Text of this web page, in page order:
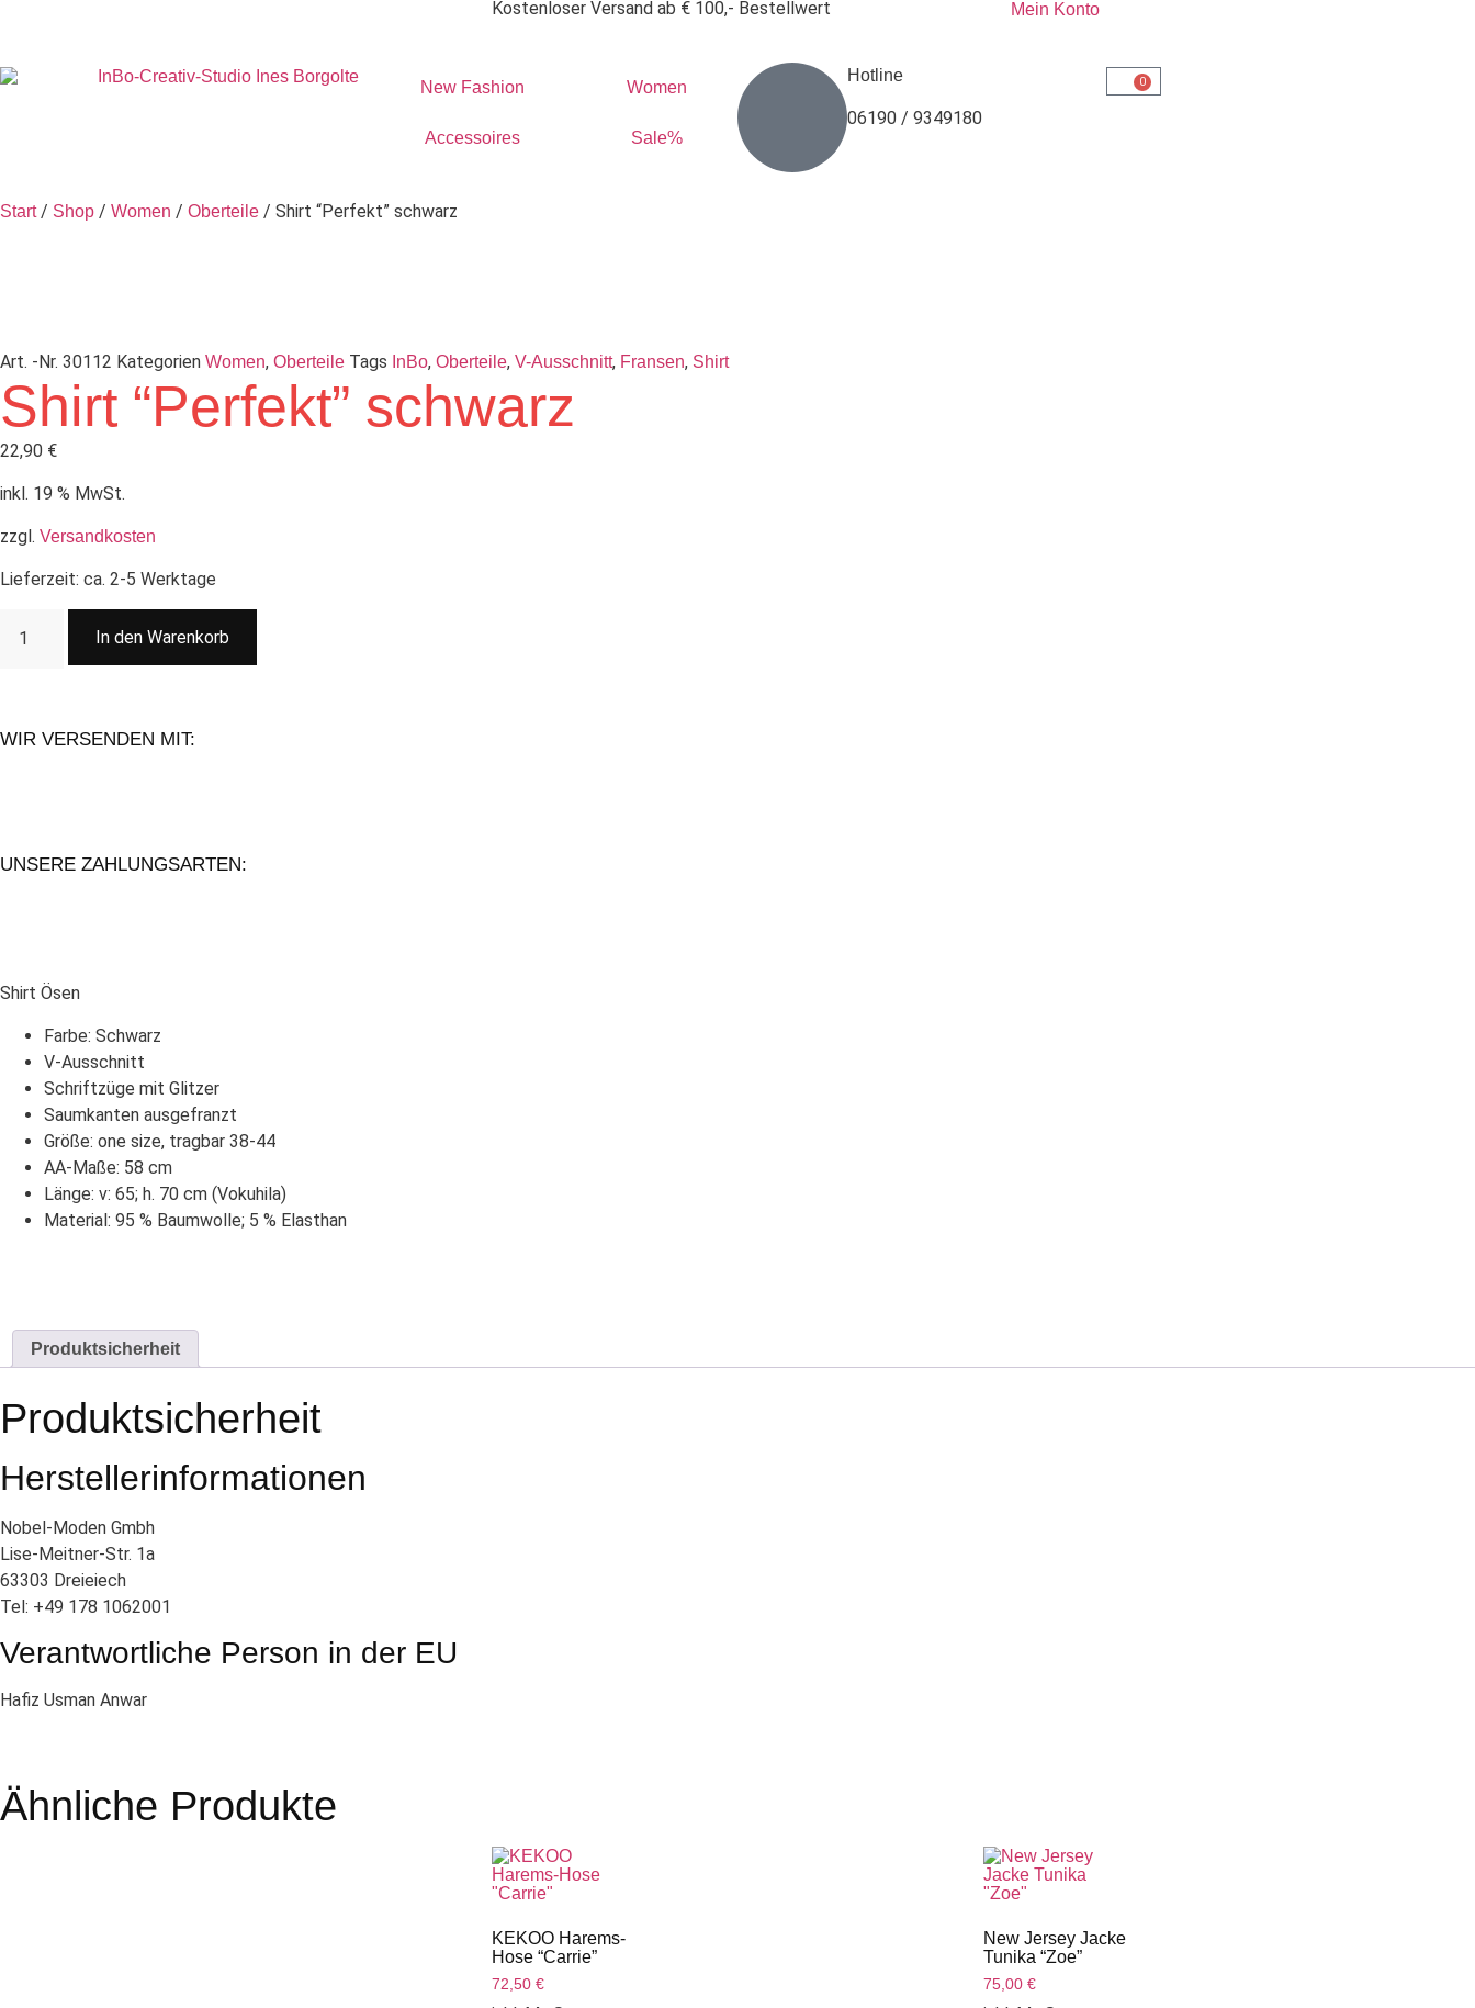
Kostenloser Versand ab € 100,- Bestellwert Mein Konto
New Fashion Women
Accessoires Sale%
Hotline
06190 / 9349180
0
Start/ Shop / Women / Oberteile / Shirt “Perfekt” schwarz
Art. -Nr. 30112 Kategorien Women, Oberteile Tags InBo, Oberteile, V-Ausschnitt, Fransen, Shirt
Shirt “Perfekt” schwarz
22,90 €
inkl. 19 % MwSt.
zzgl. Versandkosten
Lieferzeit: ca. 2-5 Werktage
In den Warenkorb
WIR VERSENDEN MIT:
UNSERE ZAHLUNGSARTEN:
Shirt Ösen
Farbe: Schwarz
V-Ausschnitt
Schriftzüge mit Glitzer
Saumkanten ausgefranzt
Größe: one size, tragbar 38-44
AA-Maße: 58 cm
Länge: v: 65; h. 70 cm (Vokuhila)
Material: 95 % Baumwolle; 5 % Elasthan
Produktsicherheit
Produktsicherheit
Herstellerinformationen
Nobel-Moden Gmbh
Lise-Meitner-Str. 1a
63303 Dreieiech
Tel: +49 178 1062001
Verantwortliche Person in der EU
Hafiz Usman Anwar
Ähnliche Produkte
KEKOO Harems-
Hose “Carrie”
72,50 €
New Jersey Jacke
Tunika “Zoe”
75,00 €